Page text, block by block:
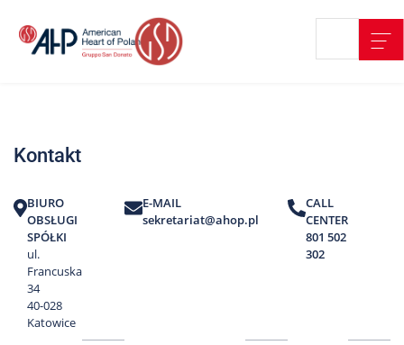
treści
Strefa
Edukacja
Pacjenta
O
nas
Marki
Kontakt
BIURO
OBSŁUGI
SPÓŁKI
ul.
Francuska
34
40-028
Katowice
E-MAIL
sekretariat@ahop.pl
CALL
CENTER
801 502
302